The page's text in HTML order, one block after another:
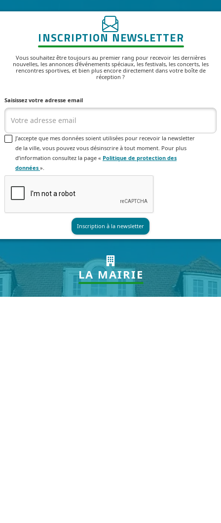
INSCRIPTION NEWSLETTER
Vous souhaitez être toujours au premier rang pour recevoir les dernières
nouvelles, les annonces d'événements spéciaux, les festivals, les concerts, les
rencontres sportives, et bien plus encore directement dans votre boîte de
réception ?
Saisissez votre adresse email
J’accepte que mes données soient utilisées pour recevoir la newsletter
de la ville, vous pouvez vous désinscrire à tout moment. Pour plus
d’information consultez la page « Politique de protection des
données ».
LA MAIRIE